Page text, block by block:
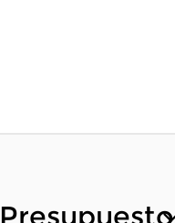
Presupuesto